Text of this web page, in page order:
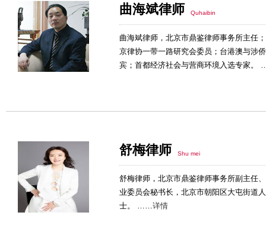
曲海斌律师 Quhaibin
曲海斌律师，北京市鼎鉴律师事务所主任
京律协一带一路研究会委员；台港澳与涉
宾；首都经济社会与营商环境入选专家
舒梅律师 Shu mei
舒梅律师，北京市鼎鉴律师事务所副主任
业委员会秘书长，北京市朝阳区大屯街道
士。 ……详情